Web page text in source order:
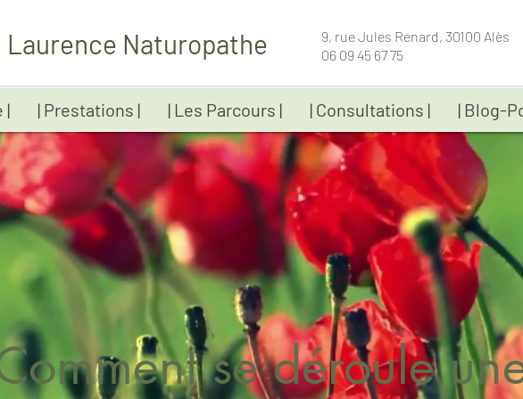
Laurence Naturopathe
9, rue Jules Renard, 30100 Alès
06 09 45 67 75
| | Prestations | | Les Parcours | | Consultations | | Blog-
se déroule